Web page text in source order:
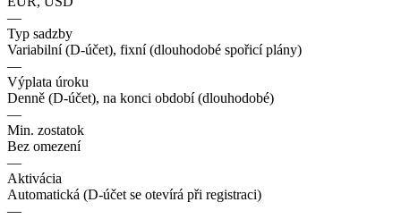
—
Typ sadzby
Variabilní (D-účet), fixní (dlouhodobé spořicí plány)
—
Výplata úroku
Denně (D-účet), na konci období (dlouhodobé)
—
Min. zostatok
Bez omezení
—
Aktivácia
Automatická (D-účet se otevírá při registraci)
—